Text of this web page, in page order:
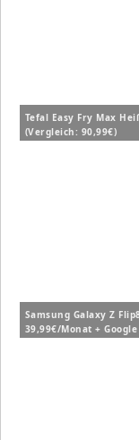
Tefal Easy Fry Max
(Vergleich: 90,99€)
Samsung Galaxy Z
39,99€/Monat +